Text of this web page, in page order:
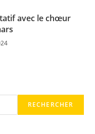
avec le chœur
RECHERCHER